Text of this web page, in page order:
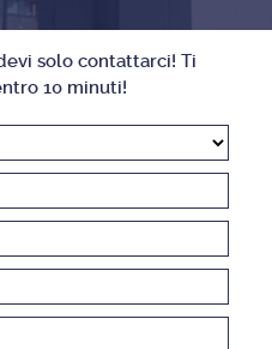
solo contattarci! Ti
10 minuti!